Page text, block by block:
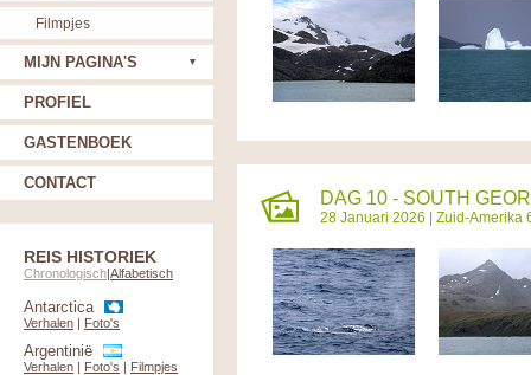
DAG 10 - SOUTH
28 Januari 2026 | Zuid-Amerika
Filmpjes
MIJN PAGINA'S
PROFIEL
GASTENBOEK
CONTACT
REIS HISTORIEK
Chronologisch|Alfabetisch
Antarctica
Verhalen | Foto's
Argentinië
Verhalen | Foto's | Filmpjes